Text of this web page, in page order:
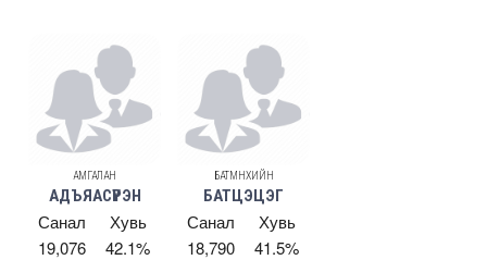
АМГАЛАН
АДЪЯАСҮРЭН
Санал
Хувь
19,076
42.1%
БАТМӨНХИЙН
БАТЦЭЦЭГ
Санал
Хувь
18,790
41.5%